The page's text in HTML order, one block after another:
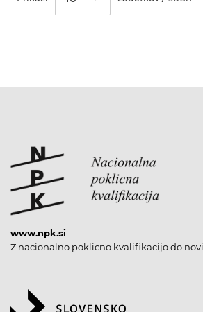
www.npk.si
Z nacionalno poklicno kvalifikacijo do